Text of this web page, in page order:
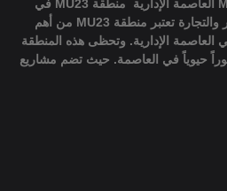
افضل 5 مولات فى منطقة Mu23 العاصمة الإدارية منطقة MU23 في
العاصمة الإدارية: أهمية الاستثمار والتجارة تعتبر منطقة MU23 من أهم
العاصمة الإدارية. وتحظى هذه المنطقة
حيوياً في العاصمة. حيث تضم مشاريع